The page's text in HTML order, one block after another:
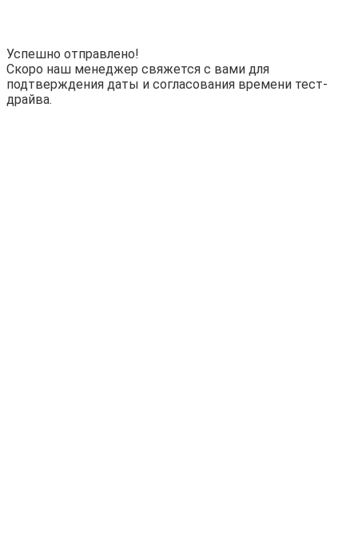
Успешно отправлено!
Скоро наш менеджер свяжется с вами для
подтверждения даты и согласования времени тест-
драйва.